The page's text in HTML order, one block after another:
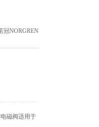
冠NORGREN
磁阀适用于